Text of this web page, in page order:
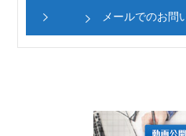
メールでのお問